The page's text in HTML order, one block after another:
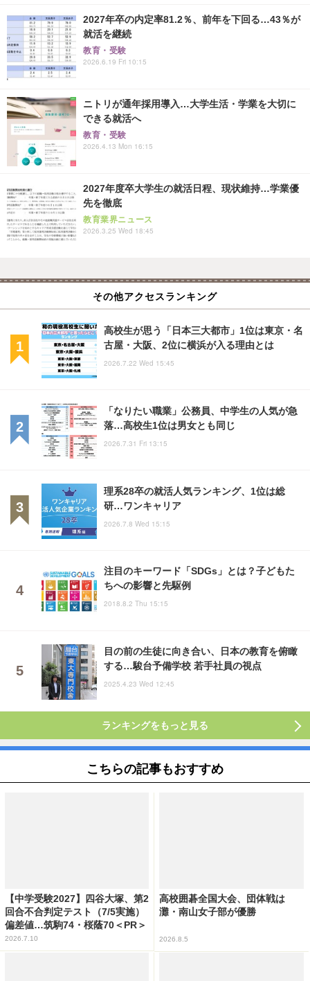
2027年卒の内定率81.2％、前年を下回る…43％が
就活を継続
教育・受験
2026.6.19 Fri 10:15
ニトリが通年採用導入…大学生活・学業を大切に
できる就活へ
教育・受験
2026.4.13 Mon 16:15
2027年度卒大学生の就活日程、現状維持…学業優
先を徹底
教育業界ニュース
2026.3.25 Wed 18:45
その他アクセスランキング
高校生が思う「日本三大都市」1位は東京・名
古屋・大阪、2位に横浜が入る理由とは
2026.7.22 Wed 15:45
「なりたい職業」公務員、中学生の人気が急
落…高校生1位は男女とも同じ
2026.7.31 Fri 13:15
理系28卒の就活人気ランキング、1位は総
研…ワンキャリア
2026.7.8 Wed 15:15
注目のキーワード「SDGs」とは？子どもた
ちへの影響と先駆例
2018.8.2 Thu 15:15
目の前の生徒に向き合い、日本の教育を俯瞰
する…駿台予備学校 若手社員の視点
2025.4.23 Wed 12:45
ランキングをもっと見る
こちらの記事もおすすめ
【中学受験2027】四谷大塚、第2
回合不合判定テスト（7/5実施）
偏差値…筑駒74・桜蔭70＜PR＞
2026.7.10
高校囲碁全国大会、団体戦は
灘・南山女子部が優勝
2026.8.5